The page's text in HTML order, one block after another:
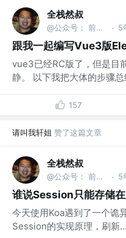
全栈然叔
@公众号： 前端大班车 · 5
跟我一起编写Vue3版
vue3已经RC版了，但是目
静。 以下我把大体的步骤
157
请叫我轩姐 赞了这篇文章
全栈然叔
@公众号： 前端大班车 · 5
谁说Session只能存储在
今天使用Koa遇到了一个诡
Session的实现原理，刷新...